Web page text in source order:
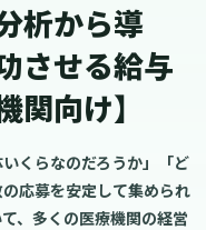
析から導
させる給与
向け】
くらなのだろうか」「ど
応募を安定して集められ
、多くの医療機関の経営